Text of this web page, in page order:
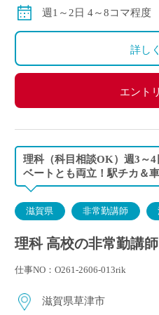
算になります。
週1～2日 4～8コマ程度
詳し
エント
理科（科目相談OK）週3～
ベートとも両立！駅チカ＆
滋賀県 非常勤講師
理科 高校の非常勤講
仕事NO：O261-2606-013rik
滋賀県草津市